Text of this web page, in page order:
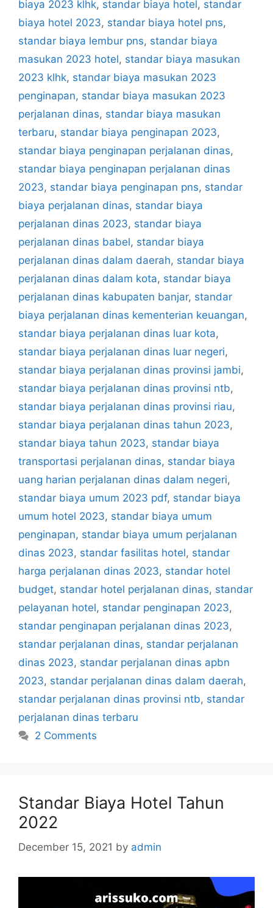
biaya 2023 klhk, standar biaya hotel, standar
biaya hotel 2023, standar biaya hotel pns,
standar biaya lembur pns, standar biaya
masukan 2023 hotel, standar biaya masukan
2023 klhk, standar biaya masukan 2023
penginapan, standar biaya masukan 2023
perjalanan dinas, standar biaya masukan
terbaru, standar biaya penginapan 2023,
standar biaya penginapan perjalanan dinas,
standar biaya penginapan perjalanan dinas
2023, standar biaya penginapan pns, standar
biaya perjalanan dinas, standar biaya
perjalanan dinas 2023, standar biaya
perjalanan dinas babel, standar biaya
perjalanan dinas dalam daerah, standar biaya
perjalanan dinas dalam kota, standar biaya
perjalanan dinas kabupaten banjar, standar
biaya perjalanan dinas kementerian keuangan,
standar biaya perjalanan dinas luar kota,
standar biaya perjalanan dinas luar negeri,
standar biaya perjalanan dinas provinsi jambi,
standar biaya perjalanan dinas provinsi ntb,
standar biaya perjalanan dinas provinsi riau,
standar biaya perjalanan dinas tahun 2023,
standar biaya tahun 2023, standar biaya
transportasi perjalanan dinas, standar biaya
uang harian perjalanan dinas dalam negeri,
standar biaya umum 2023 pdf, standar biaya
umum hotel 2023, standar biaya umum
penginapan, standar biaya umum perjalanan
dinas 2023, standar fasilitas hotel, standar
harga perjalanan dinas 2023, standar hotel
budget, standar hotel perjalanan dinas, standar
pelayanan hotel, standar penginapan 2023,
standar penginapan perjalanan dinas 2023,
standar perjalanan dinas, standar perjalanan
dinas 2023, standar perjalanan dinas apbn
2023, standar perjalanan dinas dalam daerah,
standar perjalanan dinas provinsi ntb, standar
perjalanan dinas terbaru
2 Comments
Standar Biaya Hotel Tahun
2022
December 15, 2021 by admin